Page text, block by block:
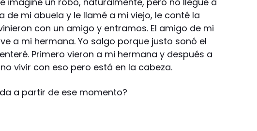
de mi abuela y le llamé a mi viejo, le conté la
con un amigo y entramos. El amigo de mi
a mi hermana. Yo salgo porque justo sonó el
Primero vieron a mi hermana y después a
vivir con eso pero está en la cabeza.
a partir de ese momento?